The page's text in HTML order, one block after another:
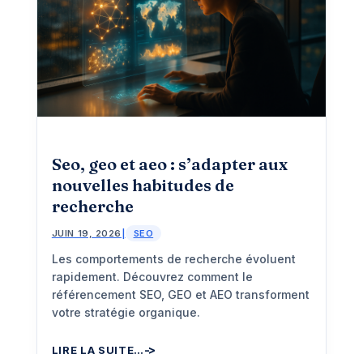
Seo, geo et aeo : s’adapter aux
nouvelles habitudes de
recherche
JUIN 19, 2026 SEO
Les comportements de recherche évoluent
rapidement. Découvrez comment le
référencement SEO, GEO et AEO transforment
votre stratégie organique.
LIRE LA SUITE…